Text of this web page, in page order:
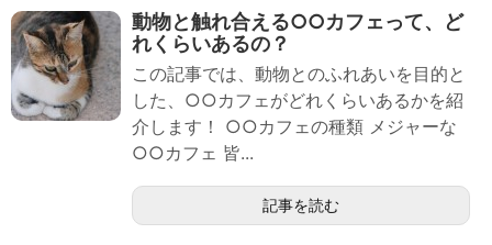
動物と触れ合える○○カフェって、ど
れくらいあるの？
この記事では、動物とのふれあいを目的と
した、○○カフェがどれくらいあるかを紹
介します！ ○○カフェの種類 メジャーな
○○カフェ 皆...
記事を読む